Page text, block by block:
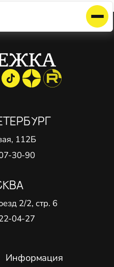
найден!
Информация
112Б
30-90
2/2, стр. 6
04-27